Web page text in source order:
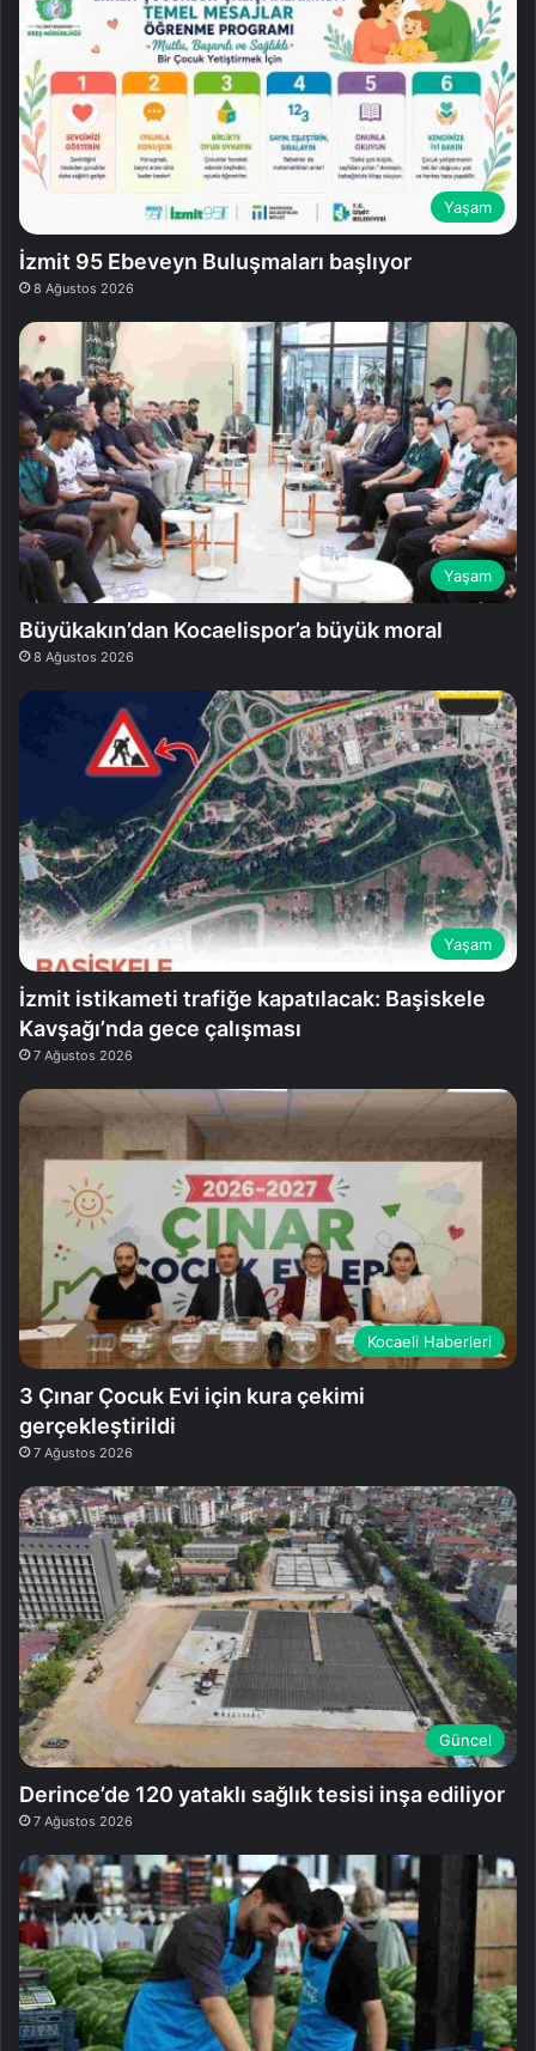
Yaşam
İzmit 95 Ebeveyn Buluşmaları başlıyor
8 Ağustos 2026
Yaşam
Büyükakın’dan Kocaelispor’a büyük moral
8 Ağustos 2026
Yaşam
İzmit istikameti trafiğe kapatılacak: Başiskele
Kavşağı’nda gece çalışması
7 Ağustos 2026
Kocaeli Haberleri
3 Çınar Çocuk Evi için kura çekimi
gerçekleştirildi
7 Ağustos 2026
Güncel
Derince’de 120 yataklı sağlık tesisi inşa ediliyor
7 Ağustos 2026